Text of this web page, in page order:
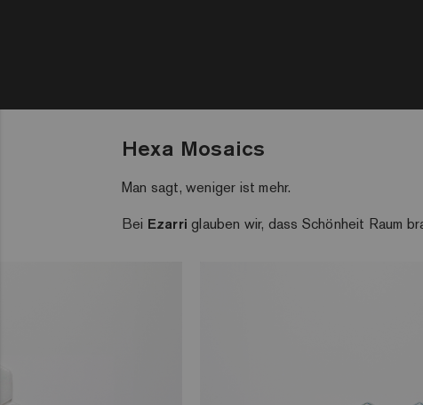
Hexa Mosaics
Man sagt, weniger ist mehr.
Bei Ezarri glauben wir, dass Schönheit Raum